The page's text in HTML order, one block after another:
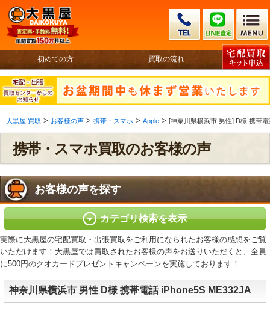
初めての方 買取の流れ
大黒屋 買取 > お客様の声 > 携帯・スマホ > Apple > [神奈川県横浜市 男性] D様 携帯
携帯・スマホ買取のお客様の声
お客様の声を探す
カテゴリ検索を表示
実際に大黒屋の宅配買取・出張買取をご利用になられたお客様の感想をご覧
いただけます！大黒屋では買取されたお客様の声をお送りいただくと、全員
に500円のクオカードプレゼントキャンペーンを実施しております！
神奈川県横浜市 男性 D様 携帯電話 iPhone5S ME332JA